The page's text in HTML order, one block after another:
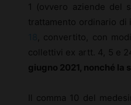
1 (ovvero aziende del
trattamento ordinario
, convertito, con
collettivi ex artt. 4, 5 e
giugno 2021, nonché la
Il comma 10 del